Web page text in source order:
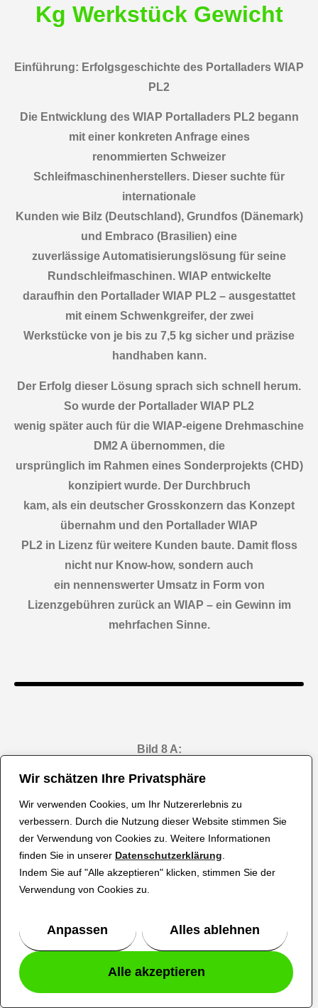
Wir schätzen Ihre Privatsphäre
Wir verwenden Cookies, um Ihr Nutzererlebnis zu
verbessern. Durch die Nutzung dieser Website stimmen Sie
der Verwendung von Cookies zu. Weitere Informationen
finden Sie in unserer Datenschutzerklärung
Indem Sie auf "Alle akzeptieren" klicken, stimmen Sie der
Verwendung von Cookies zu.
Anpassen Alles ablehnen
Alle akzeptieren
Kg Werkstück Gewicht
Einführung: Erfolgsgeschichte des Portalladers WIAP
PL2
Die Entwicklung des WIAP Portalladers PL2 begann
mit einer konkreten Anfrage eines
renommierten Schweizer
Schleifmaschinenherstellers. Dieser suchte für
internationale
Kunden wie Bilz (Deutschland), Grundfos (Dänemark)
und Embraco (Brasilien) eine
zuverlässige Automatisierungslösung für seine
Rundschleifmaschinen. WIAP entwickelte
daraufhin den Portallader WIAP PL2 – ausgestattet
mit einem Schwenkgreifer, der zwei
Werkstücke von je bis zu 7,5 kg sicher und präzise
handhaben kann.
Der Erfolg dieser Lösung sprach sich schnell herum.
So wurde der Portallader WIAP PL2
wenig später auch für die WIAP-eigene Drehmaschine
DM2 A übernommen, die
ursprünglich im Rahmen eines Sonderprojekts (CHD)
konzipiert wurde. Der Durchbruch
kam, als ein deutscher Grosskonzern das Konzept
übernahm und den Portallader WIAP
PL2 in Lizenz für weitere Kunden baute. Damit floss
nicht nur Know-how, sondern auch
ein nennenswerter Umsatz in Form von
Lizenzgebühren zurück an WIAP – ein Gewinn im
mehrfachen Sinne.
Bild 8 A:
Werkstückgewicht von 2 x 7 kg ausgelegt
und ermöglicht einen Eilgang von 135
Metern pro Minute. Zusätzlich ist eine
Achse konzipiert, die es ermöglicht, die
Teile beliebig auf- und abzulegen.
German